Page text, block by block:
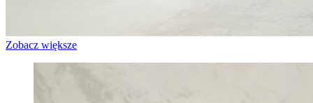
Zobacz większe